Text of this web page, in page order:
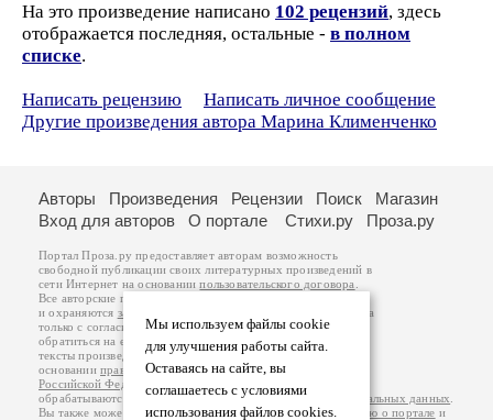
На это произведение написано 102 рецензий, здесь
отображается последняя, остальные - в полном
списке.
Написать рецензию
Написать личное сообщение
Другие произведения автора Марина Клименченко
Мы используем файлы cookie
для улучшения работы сайта.
Оставаясь на сайте, вы
соглашаетесь с условиями
использования файлов cookies.
Авторы Произведения Рецензии Поиск
Магазин
Вход для авторов
О портале Стихи.ру Проза.ру
Портал Проза.ру предоставляет авторам возможность
свободной публикации своих литературных произведений в
сети Интернет на основаниипользовательского договора
Все авторские права на произведения принадлежат авторам
и охраняются законом
. Перепечатка произведений возможна
только с согласия его автора, к которому вы можете
обратиться на его авторской странице. Ответственность за
тексты произведений авторы несут самостоятельно на
основанииправил публикацииизаконодательства
Российской Федерации
обрабатываются на основанииПолитики обработки персональных данных
Вы также можете посмотреть более подробнуюинформацию о портале и